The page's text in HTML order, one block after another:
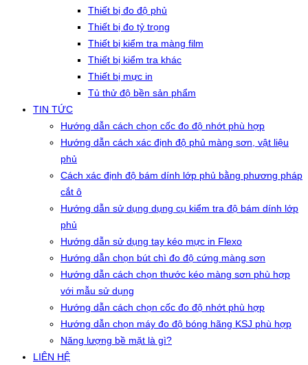
Thiết bị đo độ phủ
Thiết bị đo tỷ trọng
Thiết bị kiểm tra màng film
Thiết bị kiểm tra khác
Thiết bị mực in
Tủ thử độ bền sản phẩm
TIN TỨC
Hướng dẫn cách chọn cốc đo độ nhớt phù hợp
Hướng dẫn cách xác định độ phủ màng sơn, vật liệu
phủ
Cách xác định độ bám dính lớp phủ bằng phương pháp
cắt ô
Hướng dẫn sử dụng dụng cụ kiểm tra độ bám dính lớp
phủ
Hướng dẫn sử dụng tay kéo mực in Flexo
Hướng dẫn chọn bút chì đo độ cứng màng sơn
Hướng dẫn cách chọn thước kéo màng sơn phù hợp
với mẫu sử dụng
Hướng dẫn cách chọn cốc đo độ nhớt phù hợp
Hướng dẫn chọn máy đo độ bóng hãng KSJ phù hợp
Năng lượng bề mặt là gì?
LIÊN HỆ